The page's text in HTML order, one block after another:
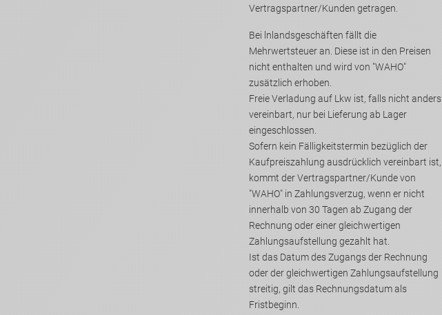
Vertragspartner/Kunden getragen.
Bei lnlandsgeschäften fällt die
Mehrwertsteuer an. Diese ist in den Preisen
nicht enthalten und wird von "WAHO"
zusätzlich erhoben.
Freie Verladung auf Lkw ist, falls nicht anders
vereinbart, nur bei Lieferung ab Lager
eingeschlossen.
Sofern kein Fälligkeitstermin bezüglich der
Kaufpreiszahlung ausdrücklich vereinbart ist,
kommt der Vertragspartner/Kunde von
"WAHO" in Zahlungsverzug, wenn er nicht
innerhalb von 30 Tagen ab Zugang der
Rechnung oder einer gleichwertigen
Zahlungsaufstellung gezahlt hat.
Ist das Datum des Zugangs der Rechnung
oder der gleichwertigen Zahlungsaufstellung
streitig, gilt das Rechnungsdatum als
Fristbeginn.